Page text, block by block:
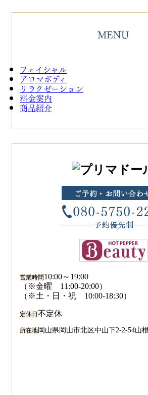
MENU
フェイシャル
アロマボディ
リラクゼーション
料金案内
商品紹介
営業時間10:00～19:00
（※金曜 11:00-20:00）
（※土・日・祝 10:00-18:30）
定休日不定休
所在地 岡山県岡山市北区中山下2-2-54山